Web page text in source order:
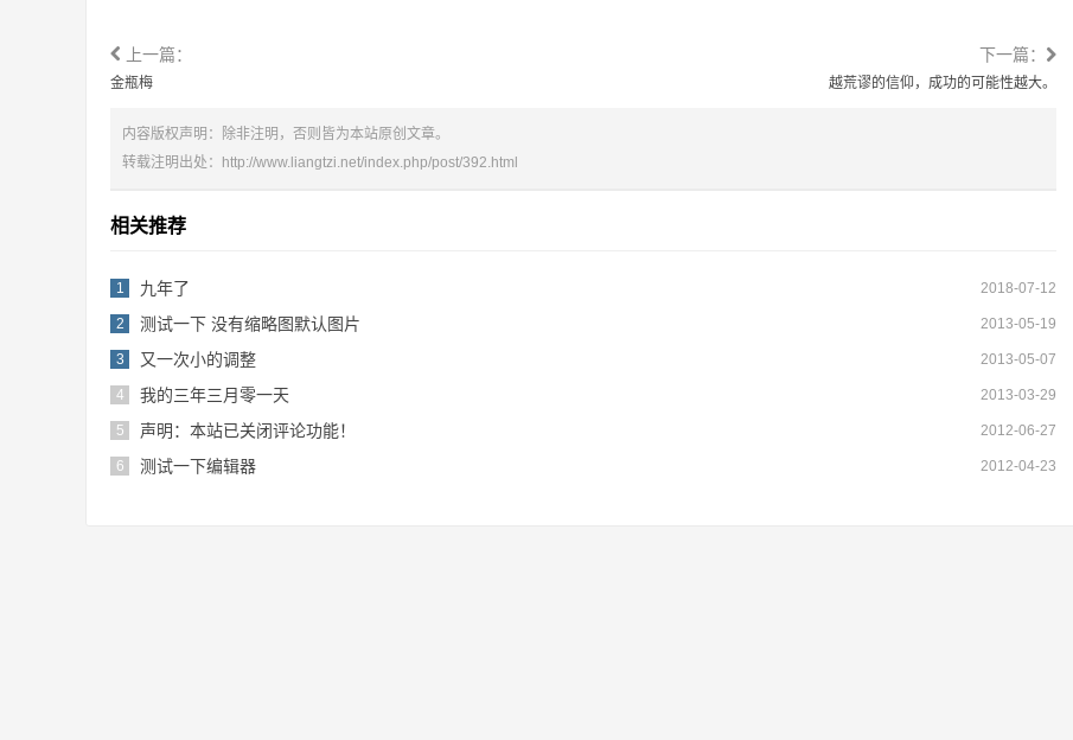
上一篇：
金瓶梅
下一篇：
越荒谬的信仰，成功的可能性越大。
内容版权声明：除非注明，否则皆为本站原创文章。
转载注明出处：
http://www.liangtzi.net/index.php/post/392.html
相关推荐
2018-07-12
1 九年了
2013-05-19
2 测试一下 没有缩略图默认图片
2013-05-07
3 又一次小的调整
2013-03-29
4 我的三年三月零一天
2012-06-27
5 声明：本站已关闭评论功能！
2012-04-23
6 测试一下编辑器